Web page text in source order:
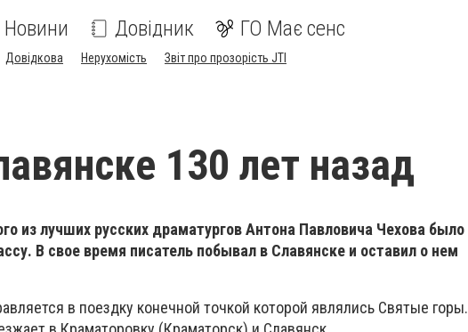
Новини Довідник ГО Має сенс
Довідкова Нерухомість Звіт про прозорість JTI
130 лет назад
из лучших русских драматургов Антона Павловича Чехова было
В свое время писатель побывал в Славянске и оставил о нем
в поездку конечной точкой которой являлись Святые горы.